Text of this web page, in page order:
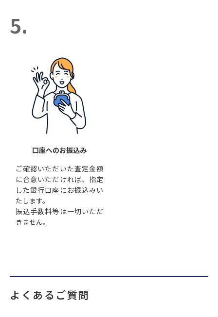
5.
口座へのお振込み
ご確認いただいた査定金額
に合意いただければ、指定
した銀行口座にお振込みい
たします。
振込手数料等は一切いただ
きません。
よくあるご質問